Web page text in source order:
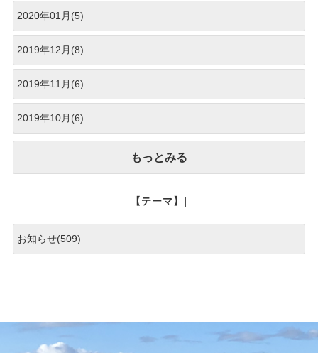
2020年01月(5)
2019年12月(8)
2019年11月(6)
2019年10月(6)
もっとみる
【テーマ】|
お知らせ(509)